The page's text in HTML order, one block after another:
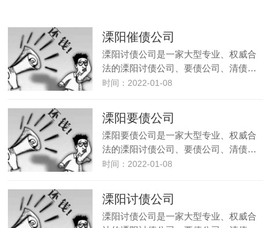
溧阳催债公司
溧阳讨债公司是一家大型专业、权威合
法的溧阳讨债公司、要债公司、清债…
时间：2022-01-08
溧阳要债公司
溧阳要债公司是一家大型专业、权威合
法的溧阳讨债公司、要债公司、清债…
时间：2022-01-08
溧阳讨债公司
溧阳讨债公司是一家大型专业、权威合